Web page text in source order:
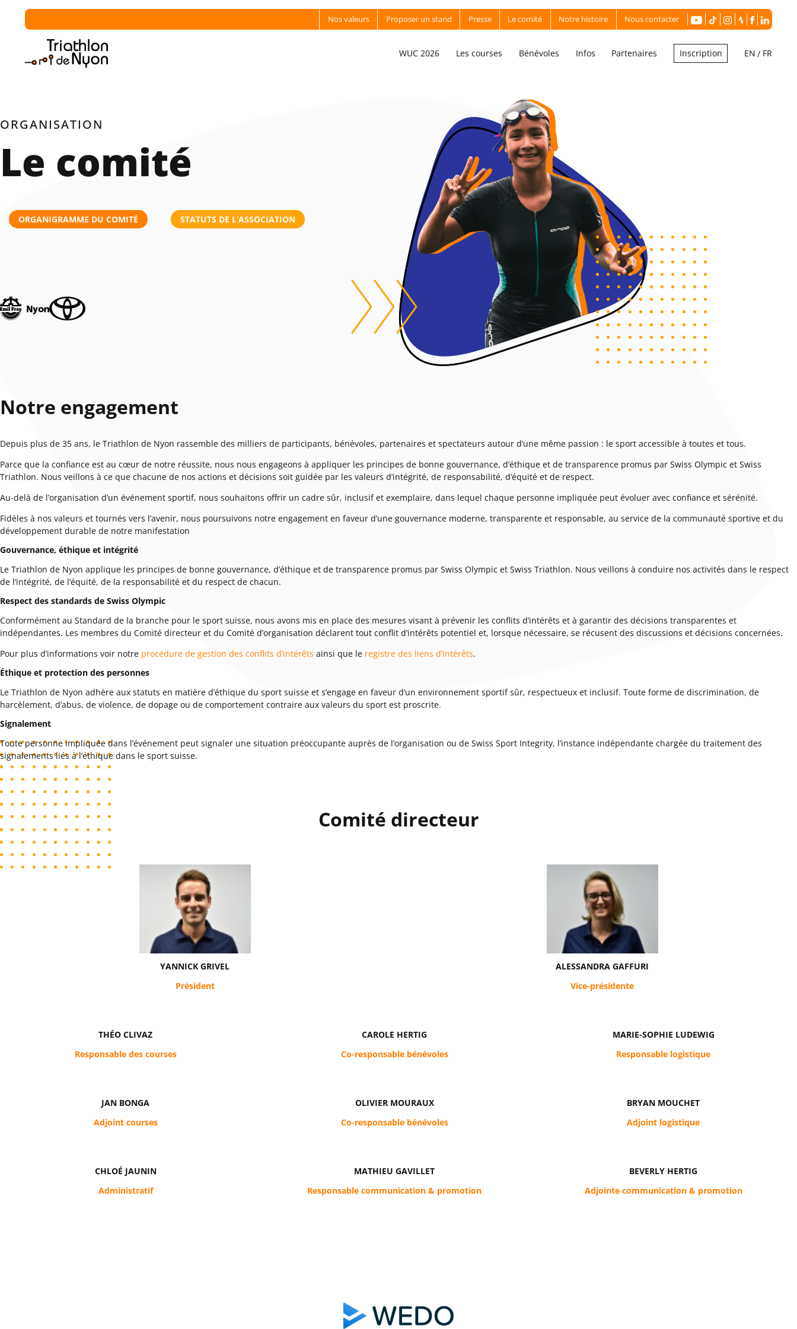
Nos valeurs Proposer un stand Presse Le comité Notre histoire Nous contacter
WUC 2026 Les courses Bénévoles Infos Partenaires Inscription EN FR
ORGANISATION
Le comité
ORGANIGRAMME DU COMITÉ STATUTS DE L’ASSOCIATION
Notre engagement
Depuis plus de 35 ans, le Triathlon de Nyon rassemble des milliers de participants, bénévoles, partenaires et spectateurs autour d’une même passion : le sport accessible à toutes et tous.
Parce que la confiance est au cœur de notre réussite, nous nous engageons à appliquer les principes de bonne gouvernance, d’éthique et de transparence promus par Swiss Olympic et Swiss
Triathlon. Nous veillons à ce que chacune de nos actions et décisions soit guidée par les valeurs d’intégrité, de responsabilité, d’équité et de respect.
Au-delà de l’organisation d’un événement sportif, nous souhaitons offrir un cadre sûr, inclusif et exemplaire, dans lequel chaque personne impliquée peut évoluer avec confiance et sérénité.
Fidèles à nos valeurs et tournés vers l’avenir, nous poursuivons notre engagement en faveur d’une gouvernance moderne, transparente et responsable, au service de la communauté sportive et du
développement durable de notre manifestation
Gouvernance, éthique et intégrité
Le Triathlon de Nyon applique les principes de bonne gouvernance, d’éthique et de transparence promus par Swiss Olympic et Swiss Triathlon. Nous veillons à conduire nos activités dans le respect
de l’intégrité, de l’équité, de la responsabilité et du respect de chacun.
Respect des standards de Swiss Olympic
Conformément au Standard de la branche pour le sport suisse, nous avons mis en place des mesures visant à prévenir les conflits d’intérêts et à garantir des décisions transparentes et
indépendantes. Les membres du Comité directeur et du Comité d’organisation déclarent tout conflit d’intérêts potentiel et, lorsque nécessaire, se récusent des discussions et décisions concernées.
Pour plus d’informations voir notre procédure de gestion des conflits d’intérêts ainsi que le registre des liens d’intérêts.
Éthique et protection des personnes
Le Triathlon de Nyon adhère aux statuts en matière d’éthique du sport suisse et s’engage en faveur d’un environnement sportif sûr, respectueux et inclusif. Toute forme de discrimination, de
harcèlement, d’abus, de violence, de dopage ou de comportement contraire aux valeurs du sport est proscrite.
Signalement
Toute personne impliquée dans l’événement peut signaler une situation préoccupante auprès de l’organisation ou de Swiss Sport Integrity, l’instance indépendante chargée du traitement des
signalements liés à l’éthique dans le sport suisse.
Comité directeur
YANNICK GRIVEL
Président
ALESSANDRA GAFFURI
Vice-présidente
THÉO CLIVAZ
Responsable des courses
CAROLE HERTIG
Co-responsable bénévoles
MARIE-SOPHIE LUDEWIG
Responsable logistique
JAN BONGA
Adjoint courses
OLIVIER MOURAUX
Co-responsable bénévoles
BRYAN MOUCHET
Adjoint logistique
CHLOÉ JAUNIN
Administratif
MATHIEU GAVILLET
Responsable communication & promotion
BEVERLY HERTIG
Adjointe communication & promotion